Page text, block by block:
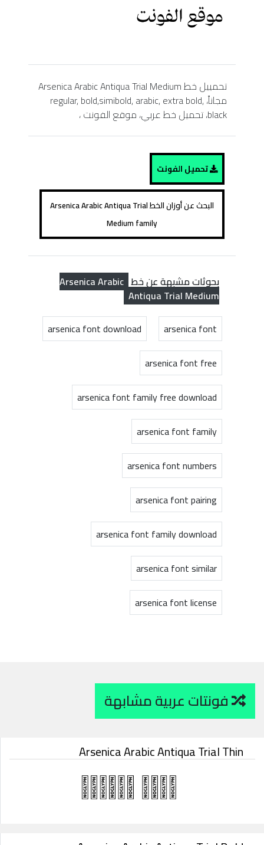
تحمييل خط Arsenica Arabic Antiqua Trial Medium
مجاناً، regular, bold,simibold, arabic, extra bold,
black، تحميل خط عربي، موقع الفونت ،
تحميل الفونت
البحث عن أوزان الخط Arsenica Arabic Antiqua Trial
Medium family
بحوثات مشبهة عن خط Arsenica Arabic
Antiqua Trial Medium
arsenica font
arsenica font download
arsenica font free
arsenica font family free download
arsenica font family
arsenica font numbers
arsenica font pairing
arsenica font family download
arsenica font similar
arsenica font license
Arsenica Arabic Antiqua Trial Thin